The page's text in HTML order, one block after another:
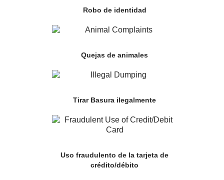
Robo de identidad
Quejas de animales
Tirar Basura ilegalmente
Uso fraudulento de la tarjeta de
crédito/débito